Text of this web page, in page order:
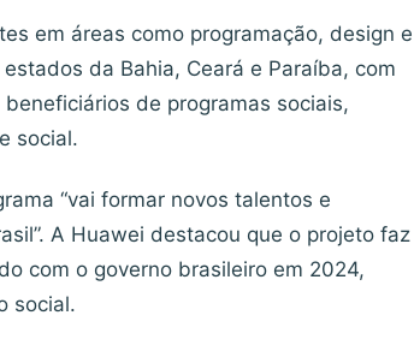
em áreas como programação, design e
da Bahia, Ceará e Paraíba, com
de programas sociais,
social.
“vai formar novos talentos e
A Huawei destacou que o projeto faz
com o governo brasileiro em 2024,
social.